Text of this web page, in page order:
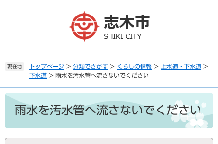
。
て
本
現在地 トップページ > 分類でさがす > くらしの情報 > 上水道・下水道 >
下水道 > 雨水を汚水管へ流さないでください
本
雨水を汚水管へ流さないでください